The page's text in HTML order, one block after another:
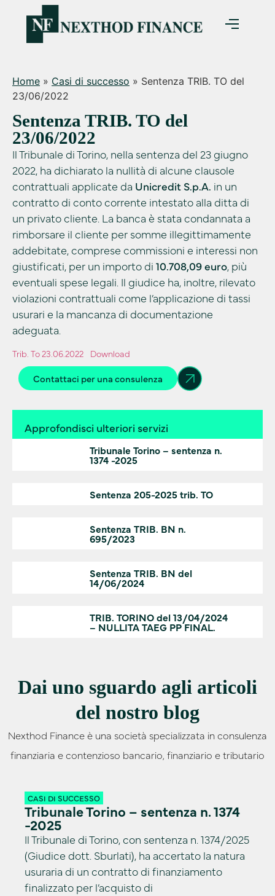
Home » Casi di successo » Sentenza TRIB. TO del
23/06/2022
Sentenza TRIB. TO del
23/06/2022
Il Tribunale di Torino, nella sentenza del 23 giugno
2022, ha dichiarato la nullità di alcune clausole
contrattuali applicate da Unicredit S.p.A. in un
contratto di conto corrente intestato alla ditta di
un privato cliente. La banca è stata condannata a
rimborsare il cliente per somme illegittimamente
addebitate, comprese commissioni e interessi non
giustificati, per un importo di 10.708,09 euro, più
eventuali spese legali. Il giudice ha, inoltre, rilevato
violazioni contrattuali come l’applicazione di tassi
usurari e la mancanza di documentazione
adeguata.
Trib. To 23.06.2022 Download
Contattaci per una consulenza
Approfondisci ulteriori servizi
Tribunale Torino – sentenza n.
1374 -2025
Sentenza 205-2025 trib. TO
Sentenza TRIB. BN n.
695/2023
Sentenza TRIB. BN del
14/06/2024
TRIB. TORINO del 13/04/2024
– NULLITA TAEG PP FINAL.
Dai uno sguardo agli articoli
del nostro blog
Nexthod Finance è una società specializzata in consulenza
finanziaria e contenzioso bancario, finanziario e tributario
CASI DI SUCCESSO
Tribunale Torino – sentenza n. 1374
-2025
Il Tribunale di Torino, con sentenza n. 1374/2025
(Giudice dott. Sburlati), ha accertato la natura
usuraria di un contratto di finanziamento
finalizzato per l’acquisto di